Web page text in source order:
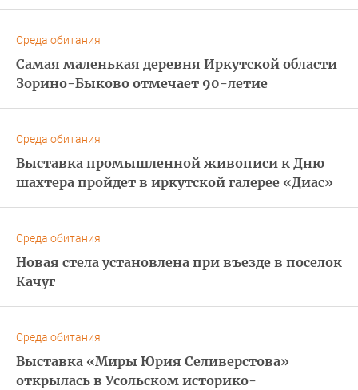
Среда обитания
Самая маленькая деревня Иркутской области
Зорино-Быково отмечает 90-летие
Среда обитания
Выставка промышленной живописи к Дню
шахтера пройдет в иркутской галерее «Диас»
Среда обитания
Новая стела установлена при въезде в поселок
Качуг
Среда обитания
Выставка «Миры Юрия Селиверстова»
открылась в Усольском историко-